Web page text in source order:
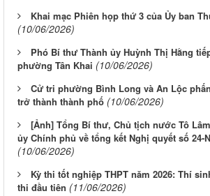
Khai mạc Phiên họp thứ 3 của Ủy ban
(10/06/2026)
Phó Bí thư Thành ủy Huỳnh Thị Hằng
phường Tân Khai (10/06/2026)
Cử tri phường Bình Long và An Lộc
trở thành thành phố (10/06/2026)
[Ảnh] Tổng Bí thư, Chủ tịch nước Tô
ủy Chính phủ về tổng kết Nghị quyết số 24-
(10/06/2026)
Kỳ thi tốt nghiệp THPT năm 2026: Thí
thi đầu tiên (11/06/2026)